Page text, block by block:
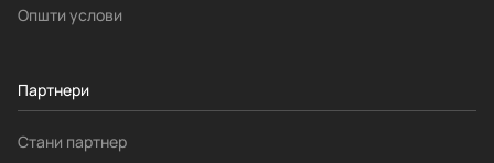
Општи услови
Партнери
Стани партнер